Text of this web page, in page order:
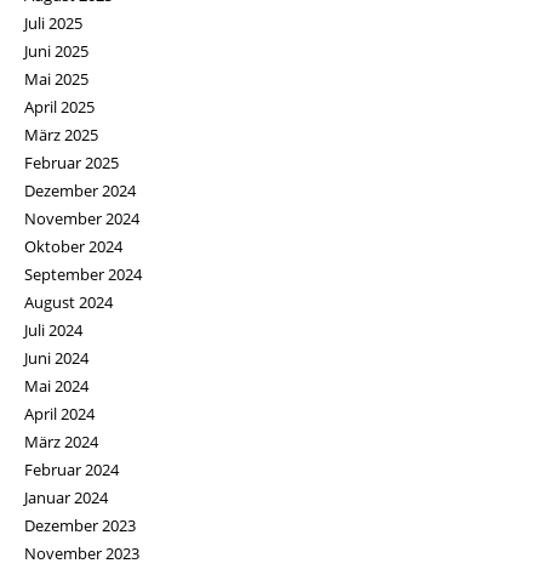
Juli 2025
Juni 2025
Mai 2025
April 2025
März 2025
Februar 2025
Dezember 2024
November 2024
Oktober 2024
September 2024
August 2024
Juli 2024
Juni 2024
Mai 2024
April 2024
März 2024
Februar 2024
Januar 2024
Dezember 2023
November 2023